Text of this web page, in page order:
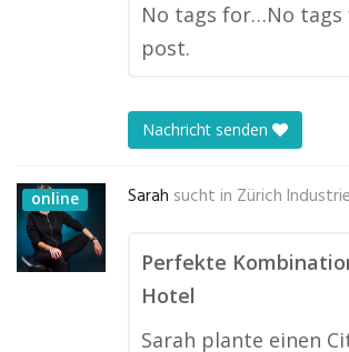
No tags for…No
post.
Nachricht senden
online Sarah sucht in Zürich
Perfekte
Hotel
Sarah plante einen